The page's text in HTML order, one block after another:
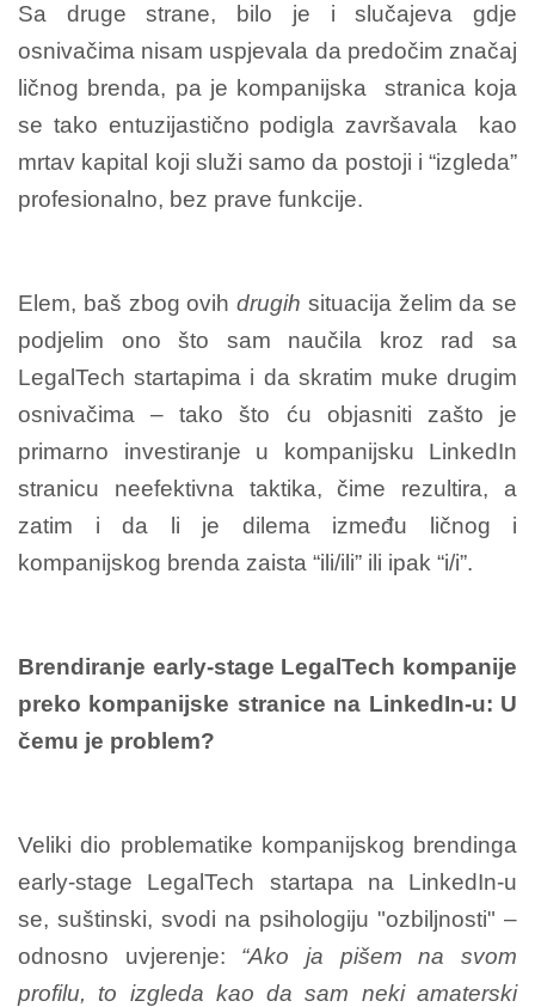
Sa druge strane, bilo je i slučajeva gdje
osnivačima nisam uspjevala da predočim značaj
ličnog brenda, pa je kompanijska stranica koja
se tako entuzijastično podigla završavala kao
mrtav kapital koji služi samo da postoji i “izgleda”
profesionalno, bez prave funkcije.
Elem, baš zbog ovih drugih situacija želim da se
podjelim ono što sam naučila kroz rad sa
LegalTech startapima i da skratim muke drugim
osnivačima – tako što ću objasniti zašto je
primarno investiranje u kompanijsku LinkedIn
stranicu neefektivna taktika, čime rezultira, a
zatim i da li je dilema između ličnog i
kompanijskog brenda zaista “ili/ili” ili ipak “i/i”.
Brendiranje early-stage LegalTech kompanije
preko kompanijske stranice na LinkedIn-u: U
čemu je problem?
Veliki dio problematike kompanijskog brendinga
early-stage LegalTech startapa na LinkedIn-u
se, suštinski, svodi na psihologiju "ozbiljnosti" –
odnosno uvjerenje: “Ako ja pišem na svom
profilu, to izgleda kao da sam neki amaterski